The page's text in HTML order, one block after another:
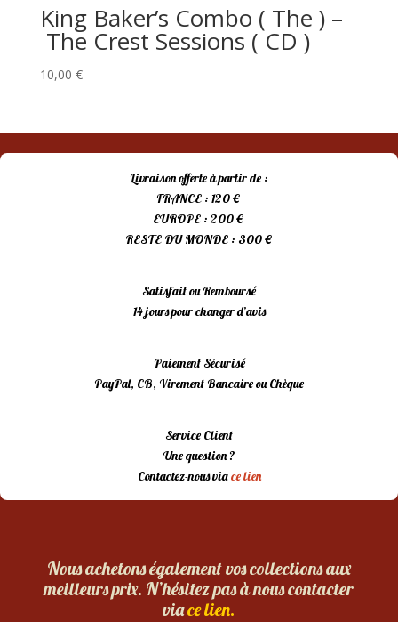
King Baker’s Combo ( The ) –
The Crest Sessions ( CD )
10,00 €
Livraison offerte à partir de :
FRANCE : 120 €
EUROPE : 200 €
RESTE DU MONDE : 300 €
Satisfait ou Remboursé
14 jours pour changer d’avis
Paiement Sécurisé
PayPal, CB, Virement Bancaire ou Chèque
Service Client
Une question ?
Contactez-nous viace lien
Nous achetons également vos collections aux
meilleurs prix. N’hésitez pas à nous contacter
viace lien.